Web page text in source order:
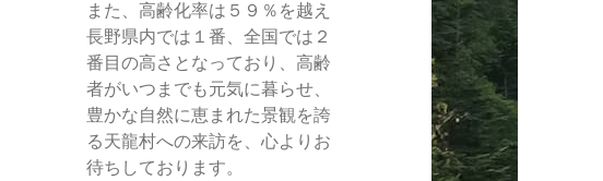
また、高齢化率は５９％を越え
長野県内では１番、全国では２
番目の高さとなっており、高齢
者がいつまでも元気に暮らせ、
豊かな自然に恵まれた景観を誇
る天龍村への来訪を、心よりお
待ちしております。